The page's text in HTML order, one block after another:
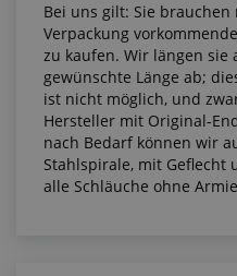
Bei uns gilt: Sie
Verpackung
zu kaufen. Wir längen sie
gewünschte Länge ab;
ist nicht möglich, und
Hersteller mit Original-
nach Bedarf können wir
Stahlspirale, mit Geflecht
alle Schläuche ohne